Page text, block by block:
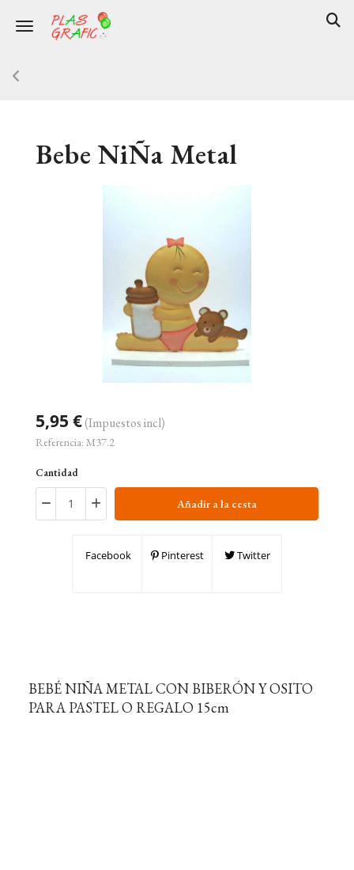
Toggle navigation
Bebe NiÑa Metal
5,95 €(Impuestos incl)
Referencia: M37.2
Cantidad
Añadir a la cesta
Facebook Pinterest Twitter
BEBÉ NIÑA METAL CON BIBERÓN Y OSITO
PARA PASTEL O REGALO 15cm